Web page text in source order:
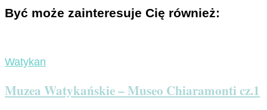
Być może zainteresuje Cię również:
Watykan
Muzea Watykańskie – Museo Chiaramonti cz.1